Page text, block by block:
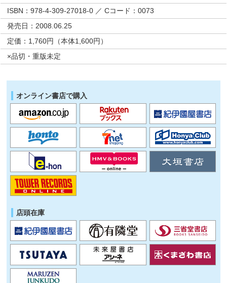
ISBN：978-4-309-27018-0 ／ Cコード：0073
発売日：2008.06.25
定価：1,760円（本体1,600円）
×品切・重版未定
オンライン書店で購入
店頭在庫